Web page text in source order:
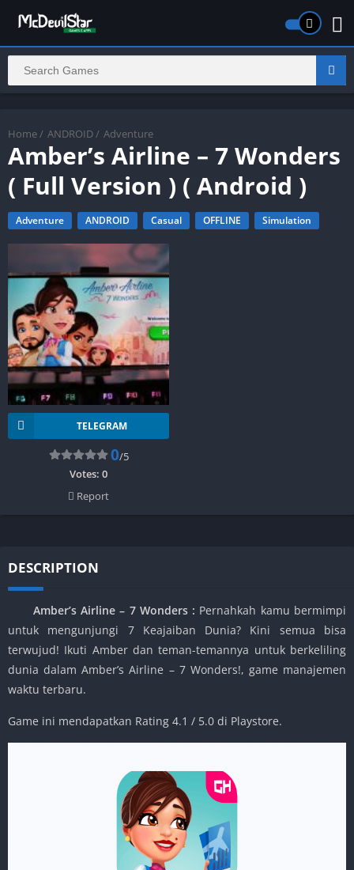
Home / ANDROID / Adventure
Amber’s Airline – 7 Wonders
( Full Version ) ( Android )
Adventure ANDROID Casual OFFLINE Simulation
TELEGRAM
0/5
Votes: 0
Report
DESCRIPTION
Amber’s Airline – 7 Wonders : Pernahkah kamu bermimpi
untuk mengunjungi 7 Keajaiban Dunia? Kini semua bisa
terwujud! Ikuti Amber dan teman-temannya untuk berkeliling
dunia dalam Amber’s Airline – 7 Wonders!, game manajemen
waktu terbaru.
Game ini mendapatkan Rating 4.1 / 5.0 di Playstore.